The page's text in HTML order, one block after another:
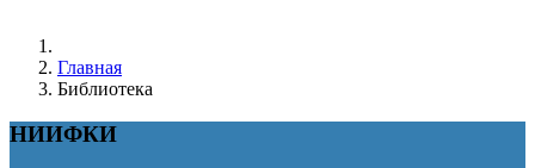
Главная
Библиотека
НИИФКИ